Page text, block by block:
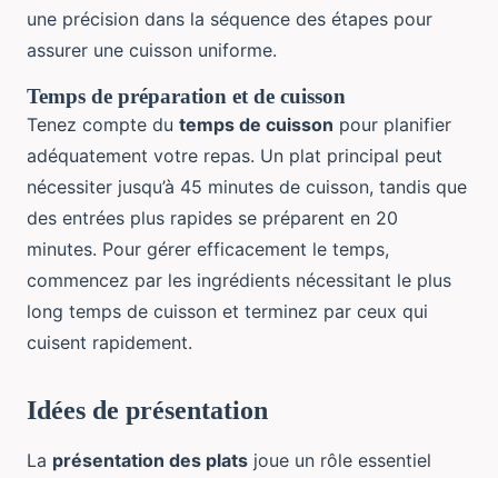
une précision dans la séquence des étapes pour
assurer une cuisson uniforme.
Temps de préparation et de cuisson
Tenez compte du temps de cuisson pour planifier
adéquatement votre repas. Un plat principal peut
nécessiter jusqu’à 45 minutes de cuisson, tandis que
des entrées plus rapides se préparent en 20
minutes. Pour gérer efficacement le temps,
commencez par les ingrédients nécessitant le plus
long temps de cuisson et terminez par ceux qui
cuisent rapidement.
Idées de présentation
La présentation des plats joue un rôle essentiel